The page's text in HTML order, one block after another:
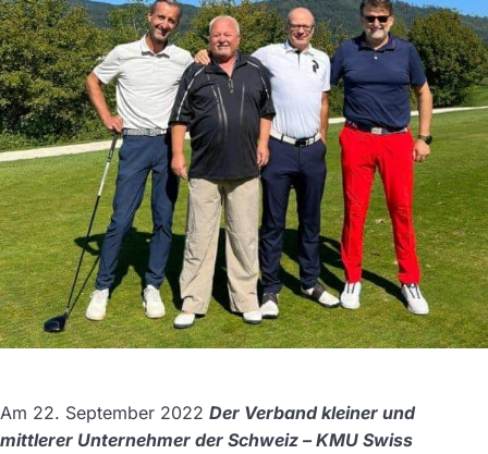
Am 22. September 2022 Der Verband kleiner und
mittlerer Unternehmer der Schweiz – KMU Swiss